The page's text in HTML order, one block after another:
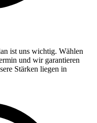
ist uns wichtig. Wählen
und wir garantieren
Stärken liegen in